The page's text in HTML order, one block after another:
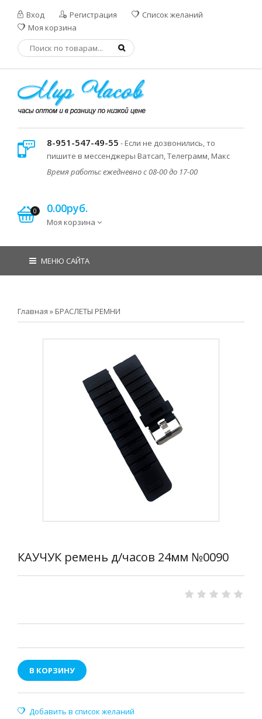
Вход Регистрация
Список желаний
Моя корзина
8-951-547-49-55 - Если не дозвонились, то
пишите в мессенджеры Ватсап, Телеграмм, Макс
Время работы: ежедневно с 08-00 до 17-00
0 0.00руб.
Моя корзина
МЕНЮ САЙТА
Главная » БРАСЛЕТЫ РЕМНИ
КАУЧУК ремень д/часов 24мм №0090
В КОРЗИНУ